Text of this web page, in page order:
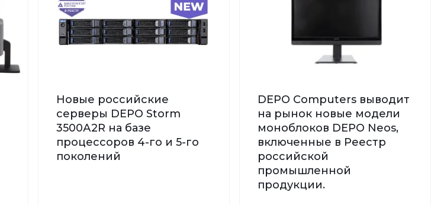
Новые российские
серверы DEPO Storm
3500А2R на базе
процессоров 4-го и 5-го
поколений
DEPO Computers выводит
на рынок новые модели
моноблоков DEPO Neos,
включенные в Реестр
российской
промышленной
продукции.